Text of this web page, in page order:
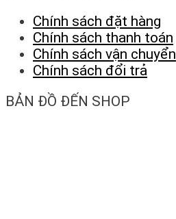
Chính sách đặt hàng
Chính sách thanh toán
Chính sách vận chuyển
Chính sách đổi trả
BẢN ĐỒ ĐẾN SHOP